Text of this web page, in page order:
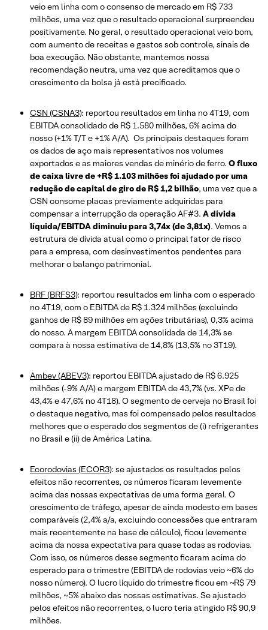
veio em linha com o consenso de mercado em R$ 733
milhões, uma vez que o resultado operacional surpreendeu
positivamente. No geral, o resultado operacional veio bom,
com aumento de receitas e gastos sob controle, sinais de
boa execução. Não obstante, mantemos nossa
recomendação neutra, uma vez que acreditamos que o
crescimento da bolsa já está precificado.
CSN (CSNA3): reportou resultados em linha no 4T19, com
EBITDA consolidado de R$ 1.580 milhões, 6% acima do
nosso (+1% T/T e +1% A/A). Os principais destaques foram
os dados de aço mais representativos nos volumes
exportados e as maiores vendas de minério de ferro. O fluxo
de caixa livre de +R$ 1.103 milhões foi ajudado por uma
redução de capital de giro de R$ 1,2 bilhão, uma vez que a
CSN consome placas previamente adquiridas para
compensar a interrupção da operação AF#3. A dívida
líquida/EBITDA diminuiu para 3,74x (de 3,81x). Vemos a
estrutura de dívida atual como o principal fator de risco
para a empresa, com desinvestimentos pendentes para
melhorar o balanço patrimonial.
BRF (BRFS3): reportou resultados em linha com o esperado
no 4T19, com o EBITDA de R$ 1.324 milhões (excluindo
ganhos de R$ 89 milhões em ações tributárias), 0,3% acima
do nosso. A margem EBITDA consolidada de 14,3% se
compara à nossa estimativa de 14,8% (13,5% no 3T19).
Ambev (ABEV3): reportou EBITDA ajustado de R$ 6.925
milhões (-9% A/A) e margem EBITDA de 43,7% (vs. XPe de
43,4% e 47,6% no 4T18). O segmento de cerveja no Brasil foi
o destaque negativo, mas foi compensado pelos resultados
melhores que o esperado dos segmentos de (i) refrigerantes
no Brasil e (ii) de América Latina.
Ecorodovias (ECOR3): se ajustados os resultados pelos
efeitos não recorrentes, os números ficaram levemente
acima das nossas expectativas de uma forma geral. O
crescimento de tráfego, apesar de ainda modesto em bases
comparáveis (2,4% a/a, excluindo concessões que entraram
mais recentemente na base de cálculo), ficou levemente
acima da nossa expectativa para quase todas as rodovias.
Com isso, os números desse segmento ficaram acima do
esperado para o trimestre (EBITDA de rodovias veio ~6% do
nosso número). O lucro líquido do trimestre ficou em ~R$ 79
milhões, ~5% abaixo das nossas estimativas. Se ajustado
pelos efeitos não recorrentes, o lucro teria atingido R$ 90,9
milhões.